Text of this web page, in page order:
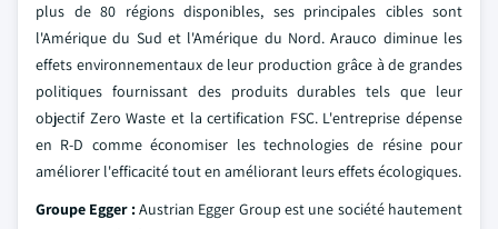
plus de 80 régions disponibles, ses principales cibles sont
l'Amérique du Sud et l'Amérique du Nord. Arauco diminue les
effets environnementaux de leur production grâce à de grandes
politiques fournissant des produits durables tels que leur
objectif Zero Waste et la certification FSC. L'entreprise dépense
en R-D comme économiser les technologies de résine pour
améliorer l'efficacité tout en améliorant leurs effets écologiques.
Groupe Egger :Austrian Egger Group est une société hautement